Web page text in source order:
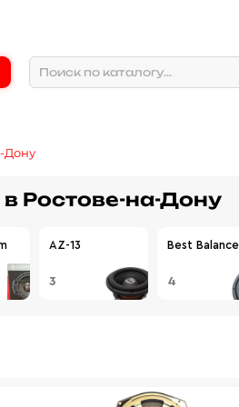
Дону
Ростове-на-Дону
AZ-13
3
Best Balance
4